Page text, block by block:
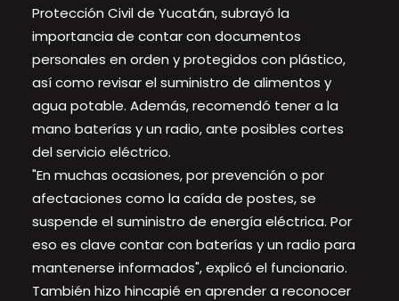
Protección Civil de Yucatán, subrayó la
importancia de contar con documentos
personales en orden y protegidos con plástico,
así como revisar el suministro de alimentos y
agua potable. Además, recomendó tener a la
mano baterías y un radio, ante posibles cortes
del servicio eléctrico.
"En muchas ocasiones, por prevención o por
afectaciones como la caída de postes, se
suspende el suministro de energía eléctrica. Por
eso es clave contar con baterías y un radio para
mantenerse informados", explicó el funcionario.
También hizo hincapié en aprender a reconocer